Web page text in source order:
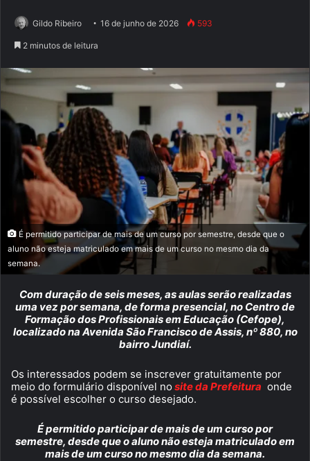
Gildo Ribeiro 16 de junho de 2026 593
2 minutos de leitura
É permitido participar de mais de um curso por semestre, desde que o
aluno não esteja matriculado em mais de um curso no mesmo dia da
semana.
Com duração de seis meses, as aulas serão realizadas
uma vez por semana, de forma presencial, no Centro de
Formação dos Profissionais em Educação (Cefope),
localizado na Avenida São Francisco de Assis, nº 880, no
bairro Jundiaí.
Os interessados podem se inscrever gratuitamente por
meio do formulário disponível no site da Prefeitura onde
é possível escolher o curso desejado.
É permitido participar de mais de um curso por
semestre, desde que o aluno não esteja matriculado em
mais de um curso no mesmo dia da semana.